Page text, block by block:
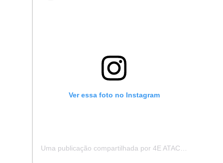
Ver essa foto no Instagram